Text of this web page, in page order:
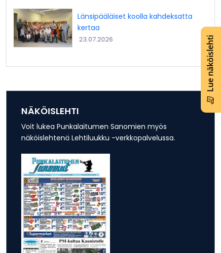
Lue näköislehti
Länsipääläiset koolla kahdeksatta
kertaa
23.07.2026
NÄKÖISLEHTI
Voit lukea Punkalaitumen Sanomien myös
näköislehtenä Lehtiluukku -verkkopalvelussa.